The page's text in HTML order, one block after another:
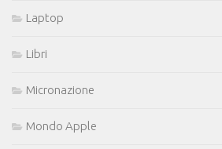
Laptop
Libri
Micronazione
Mondo Apple